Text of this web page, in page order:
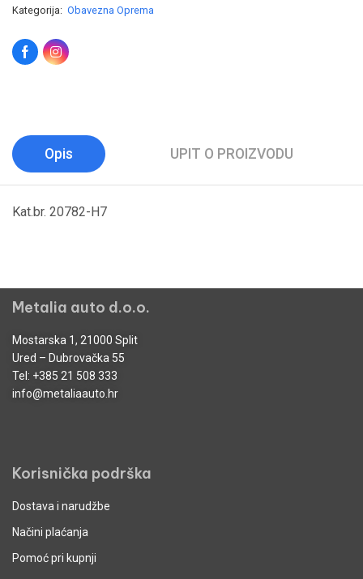
Kategorija: Obavezna Oprema
Opis UPIT O PROIZVODU
Kat.br. 20782-H7
Metalia auto d.o.o.
Mostarska 1, 21000 Split
Ured – Dubrovačka 55
Tel: +385 21 508 333
info@metaliaauto.hr
Korisnička podrška
Dostava i narudžbe
Načini plaćanja
Pomoć pri kupnji